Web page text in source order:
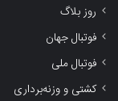
روز بلاگ
فوتبال جهان
فوتبال ملی
کشتی و وزنه‌برداری